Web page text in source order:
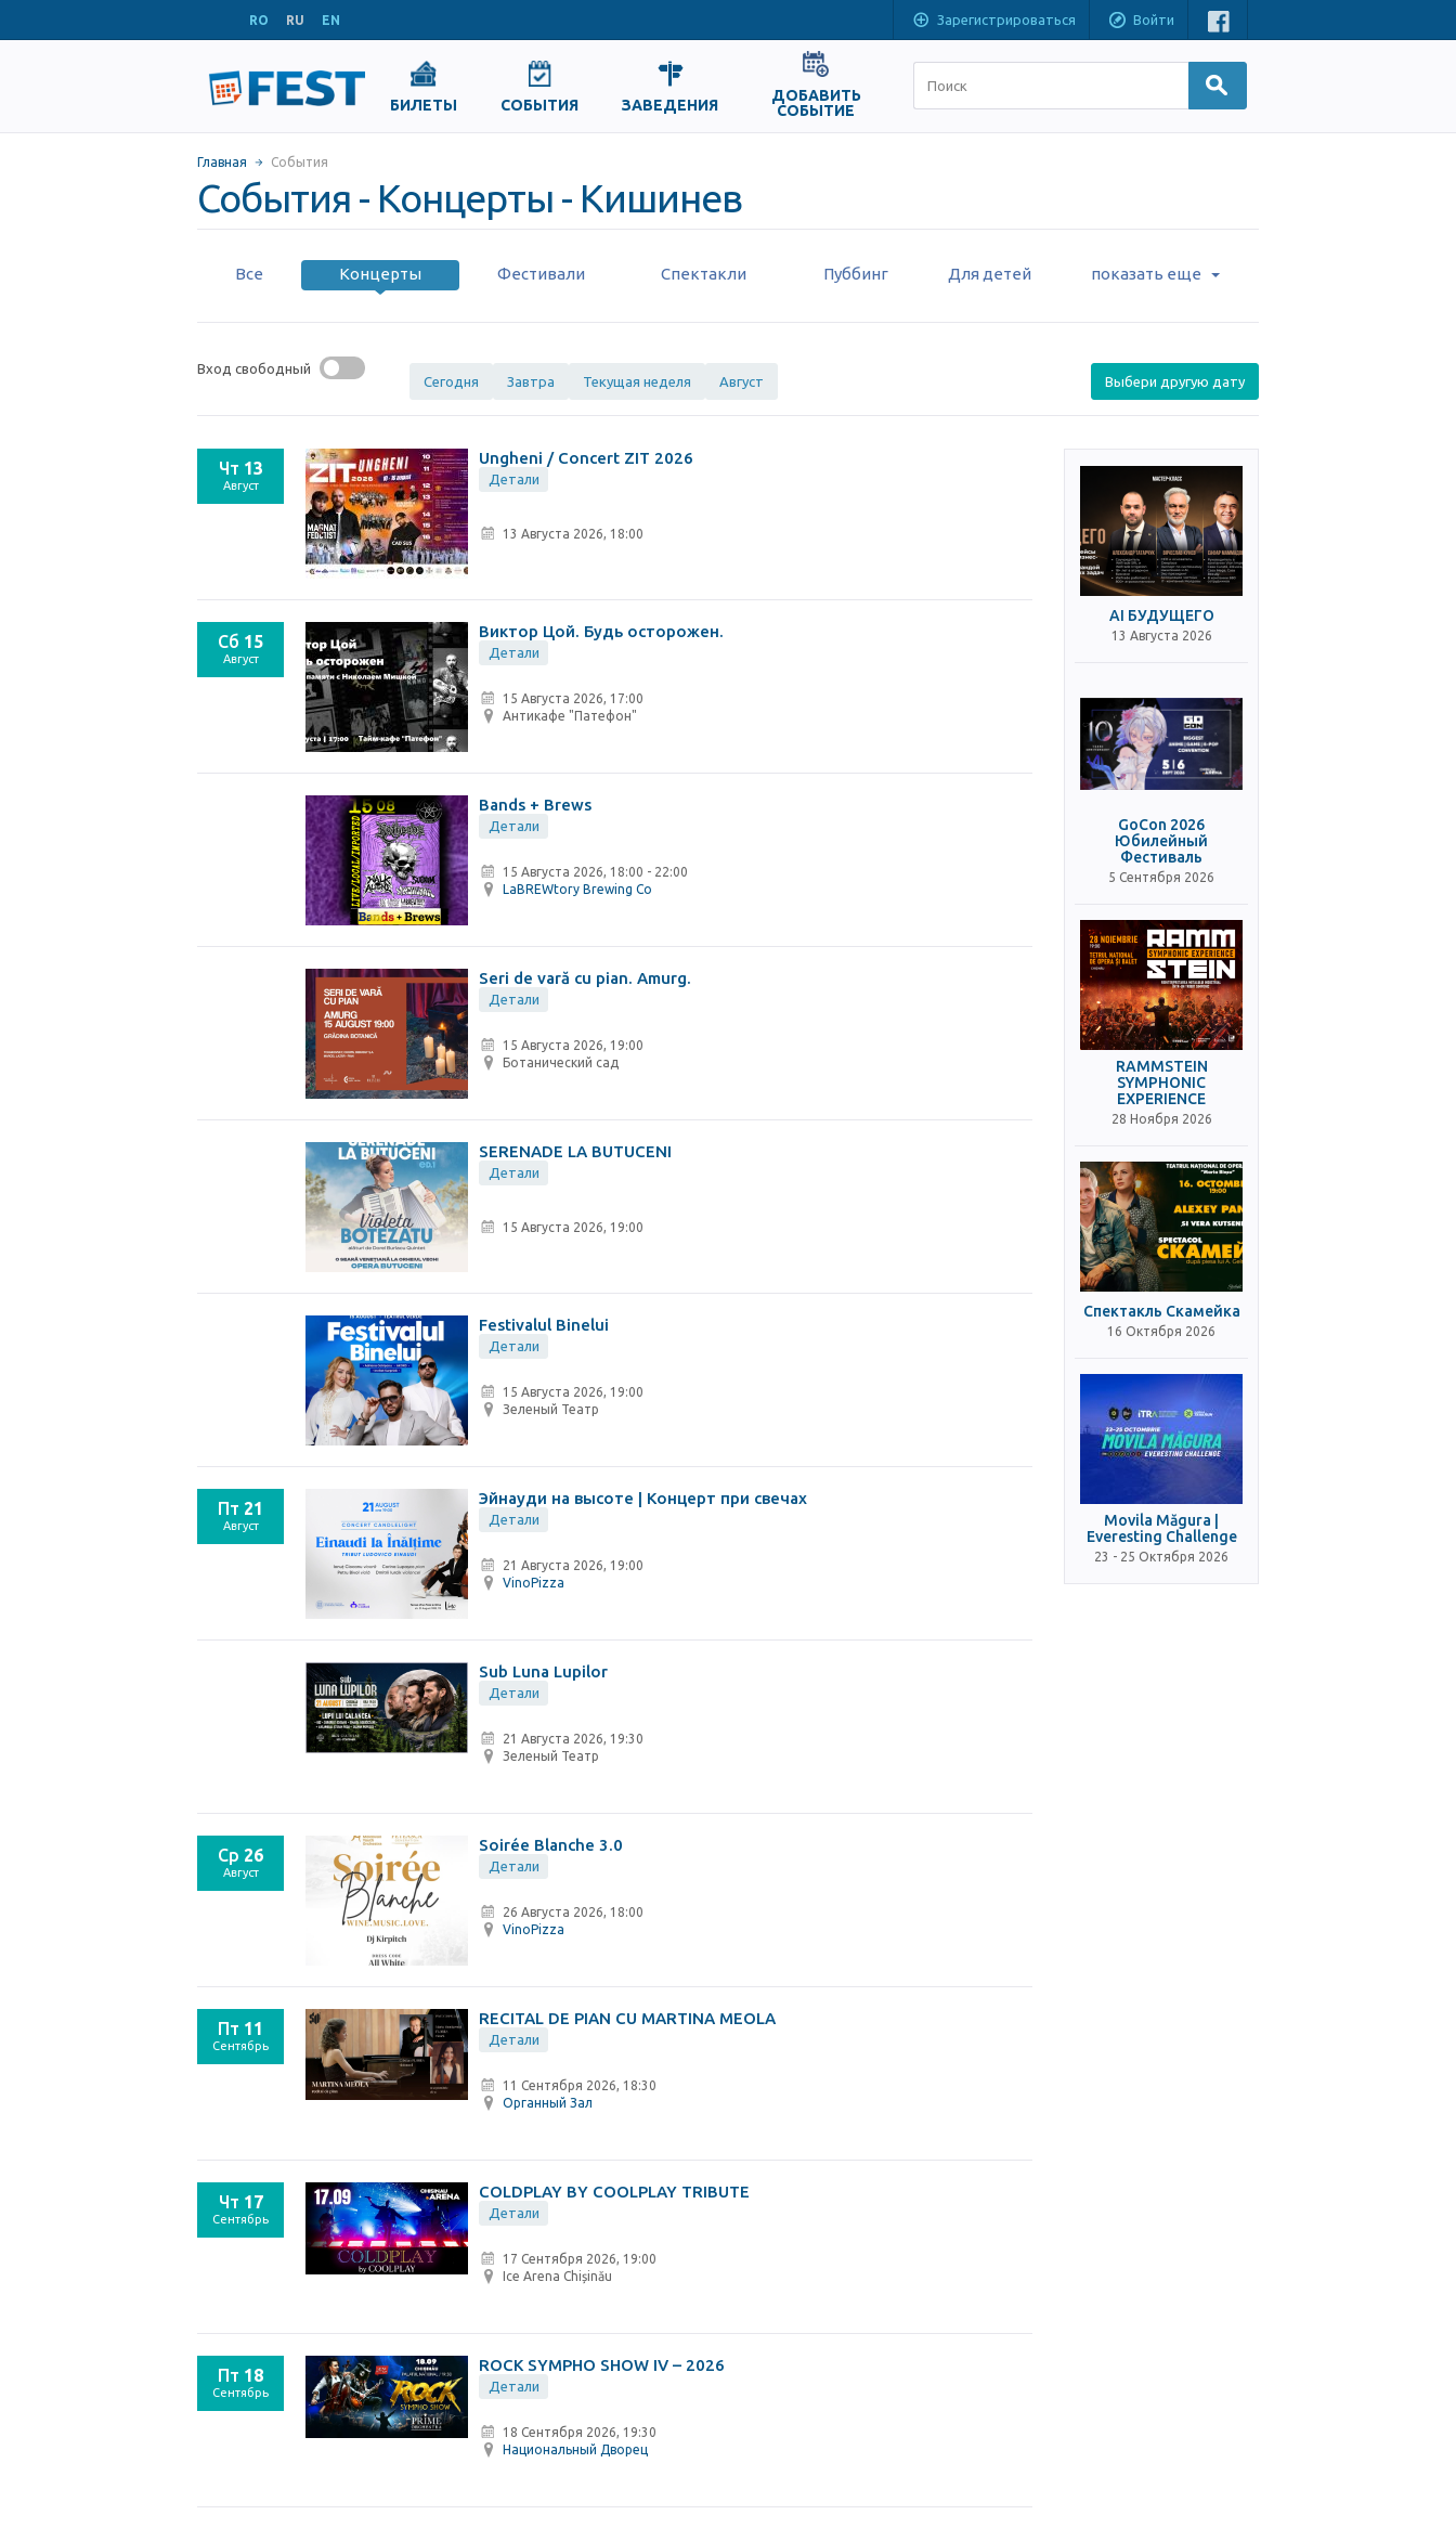
RO RU EN Зарегистрироваться Войти
БИЛЕТЫ СОБЫТИЯ ЗАВЕДЕНИЯ
ДОБАВИТЬ
СОБЫТИЕ
Главная События
События - Концерты - Кишинев
Все Концерты Фестивали Спектакли Пуббинг Для детей показать еще
Вход свободный
Сегодня
Завтра Текущая неделя Август Выбери другую дату
Чт 13
Август
Ungheni / Concert ZIT 2026
Детали
13 Августа 2026, 18:00
Сб 15
Август
Виктор Цой. Будь осторожен.
Детали
15 Августа 2026, 17:00
Антикафе "Патефон"
Bands + Brews
Детали
15 Августа 2026, 18:00 - 22:00
LaBREWtory Brewing Co
Seri de vară cu pian. Amurg.
Детали
15 Августа 2026, 19:00
Ботанический сад
SERENADE LA BUTUCENI
Детали
15 Августа 2026, 19:00
Festivalul Binelui
Детали
15 Августа 2026, 19:00
Зеленый Театр
Пт 21
Август
Эйнауди на высоте | Концерт при свечах
Детали
21 Августа 2026, 19:00
VinoPizza
Sub Luna Lupilor
Детали
21 Августа 2026, 19:30
Зеленый Театр
Ср 26
Август
Soirée Blanche 3.0
Детали
26 Августа 2026, 18:00
VinoPizza
Пт 11
Сентябрь
RECITAL DE PIAN CU MARTINA MEOLA
Детали
11 Сентября 2026, 18:30
Органный Зал
Чт 17
Сентябрь
COLDPLAY BY COOLPLAY TRIBUTE
Детали
17 Сентября 2026, 19:00
Ice Arena Chișinău
Пт 18
Сентябрь
ROCK SYMPHO SHOW IV – 2026
Детали
18 Сентября 2026, 19:30
Национальный Дворец
AI БУДУЩЕГО
13 Августа 2026
GoCon 2026
Юбилейный
Фестиваль
5 Сентября 2026
RAMMSTEIN
SYMPHONIC
EXPERIENCE
28 Ноября 2026
Спектакль Скамейка
16 Октября 2026
Movila Măgura |
Everesting Challenge
23 - 25 Октября 2026